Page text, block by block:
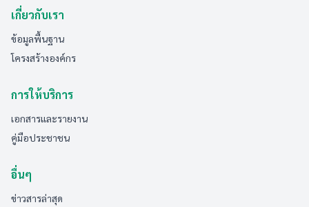
เกี่ยวกับเรา
ข้อมูลพื้นฐาน
โครงสร้างองค์กร
การให้บริการ
เอกสารและรายงาน
คู่มือประชาชน
อื่นๆ
ข่าวสารล่าสุด